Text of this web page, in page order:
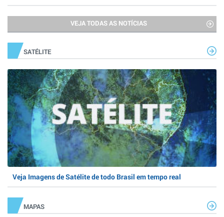
VEJA TODAS AS NOTÍCIAS
SATÉLITE
Veja Imagens de Satélite de todo Brasil em tempo real
MAPAS